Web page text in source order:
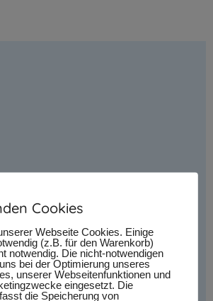
Cookies
Webseite Cookies. Einige
(z.B. für den Warenkorb)
notwendig. Die nicht-notwendigen
bei der Optimierung unseres
unserer Webseitenfunktionen und
eingesetzt. Die
die Speicherung von